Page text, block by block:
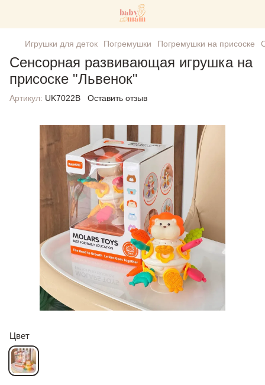
Игрушки для деток Погремушки Погремушки на присоске
Сенсорная развивающая игрушка на
присоске "Львенок"
Артикул: UK7022B Оставить отзыв
Цвет